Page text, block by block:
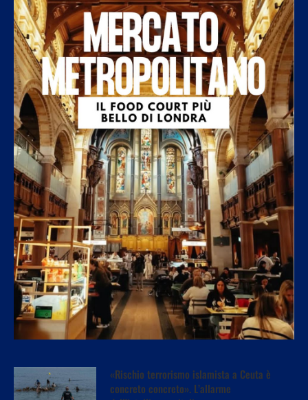
«Rischio terrorismo islamista a Ceuta è
concreto concreto». L’allarme